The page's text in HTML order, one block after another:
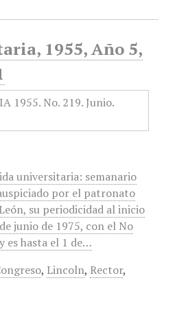
1955, Año 5,
universitaria: semanario
por el patronato
su periodicidad al inicio
junio de 1975, con el No
es hasta el 1 de…
, Lincoln, Rector,